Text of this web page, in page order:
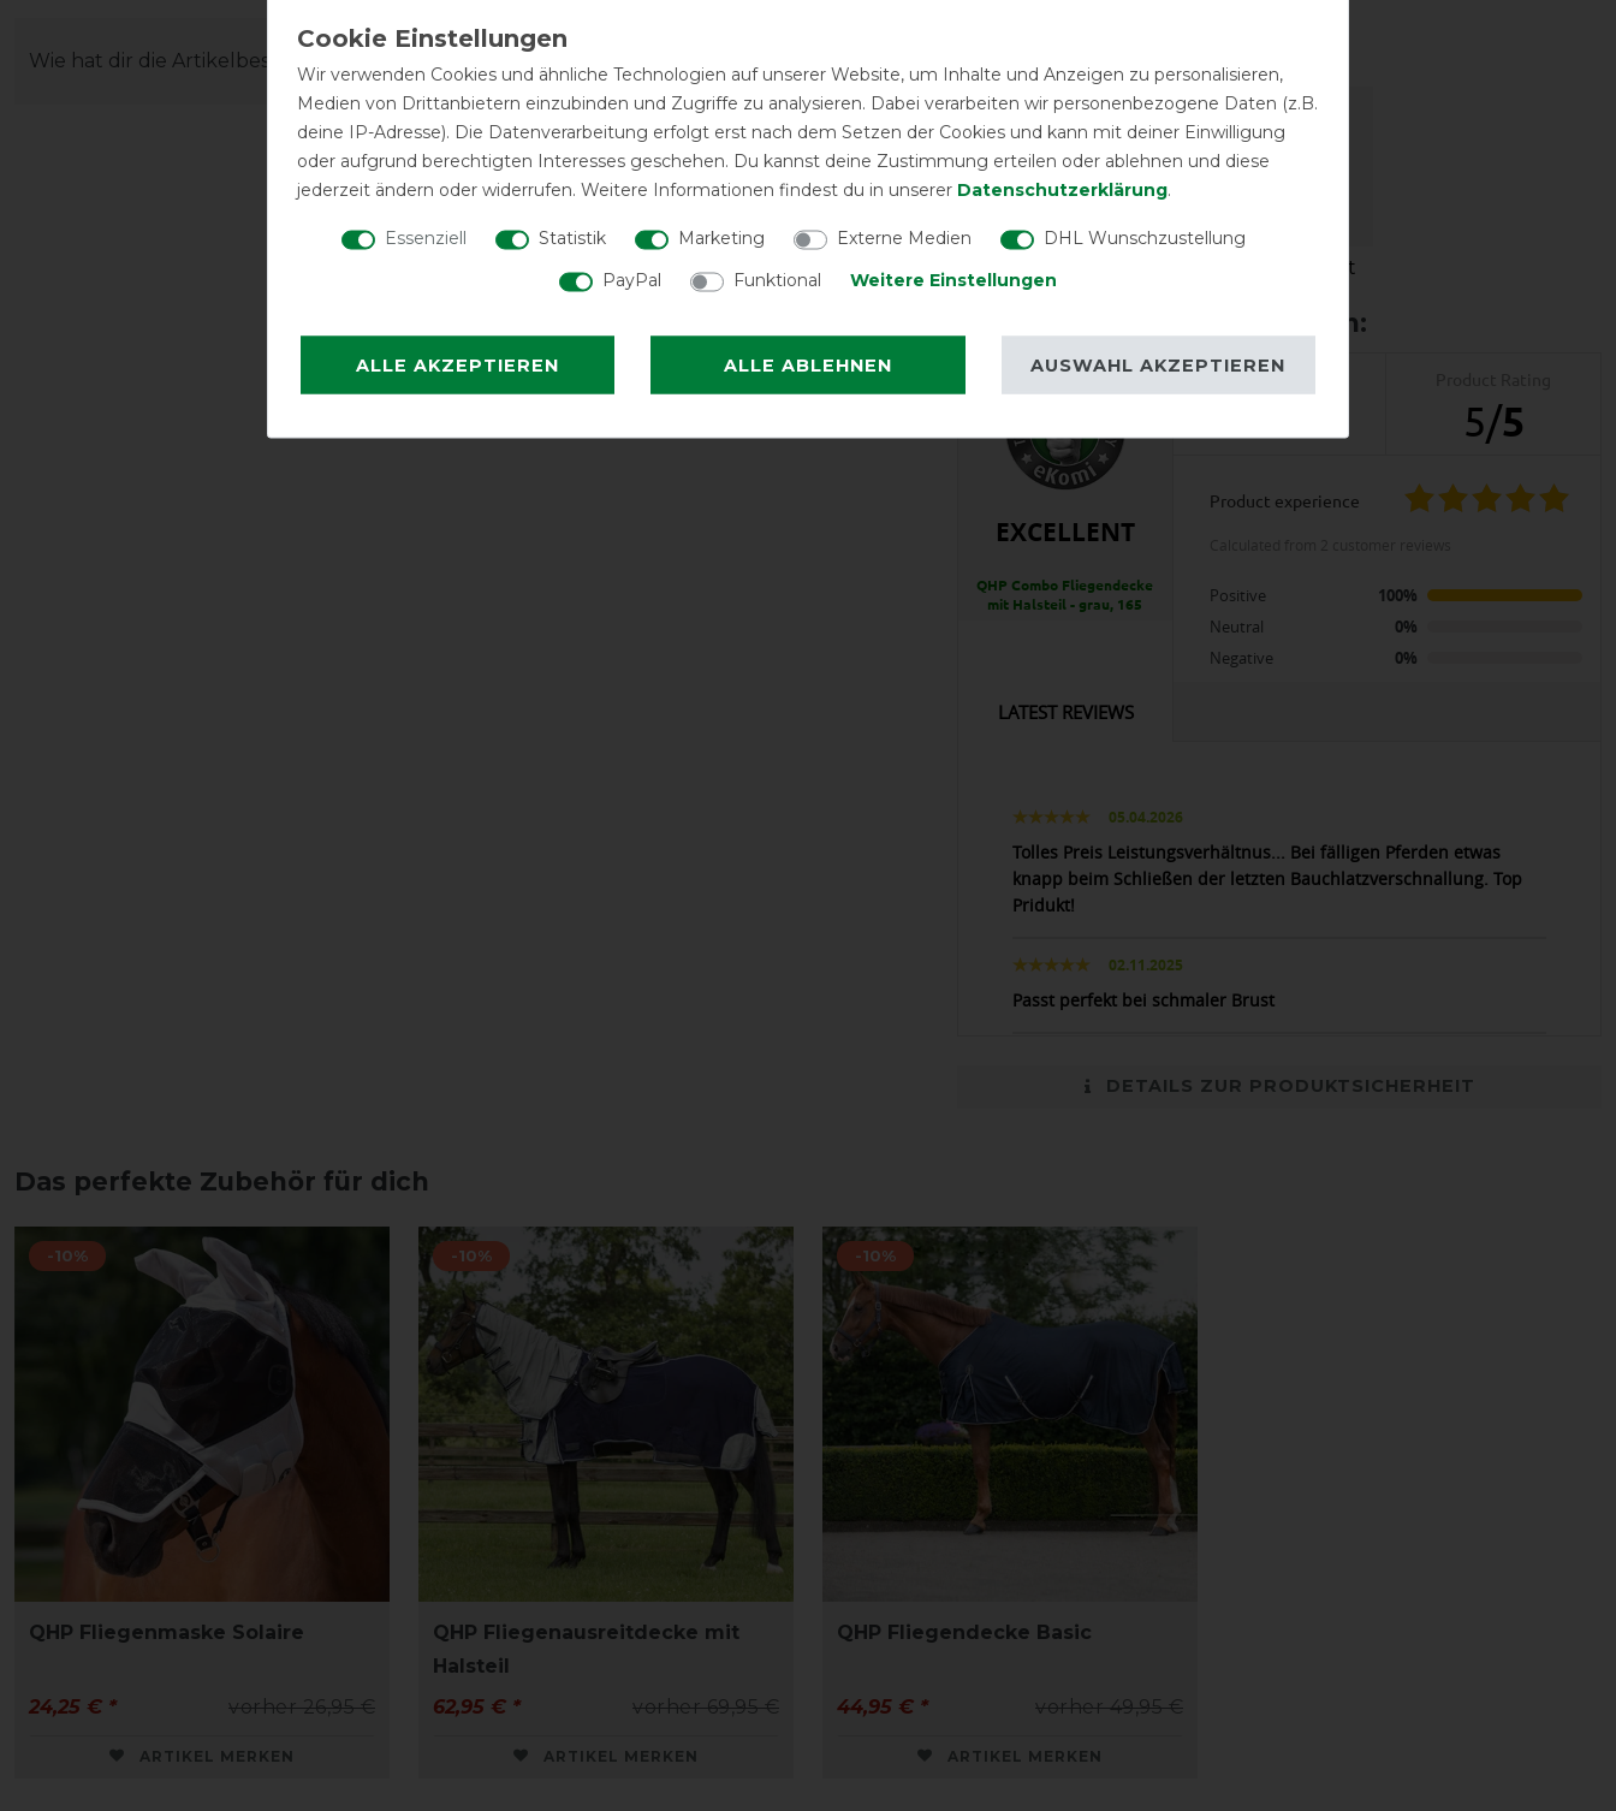
Wie hat dir die Artikelbeschreibung gefallen?
Wasserdichtigkeit
EXCELLENT
QHP Combo Fliegendecke
mit Halsteil - grau, 165
5/5
product experience
Positive
100%
Neutral
0%
Negative
0%
LATEST REVIEWS
05.04.2026
Tolles Preis Leistungsverhältnus... Bei fälligen Pferden etwas
knapp beim Schließen der letzten Bauchlatzverschnallung. Top
Pridukt!
02.11.2025
Passt perfekt bei schmaler Brust
DETAILS ZUR PRODUKTSICHERHEIT
Das perfekte Zubehör für dich
-10%
QHP Fliegenmaske Solaire
vorher 26,95 €
24,25 € *
ARTIKEL MERKEN
-10%
QHP Fliegenausreitdecke mit
Halsteil
vorher 69,95 €
62,95 € *
ARTIKEL MERKEN
-10%
QHP Fliegendecke Basic
vorher 49,95 €
44,95 € *
ARTIKEL MERKEN
Wir verwenden Cookies und ähnliche Technologien auf unserer Website, um Inhalte und Anzeigen zu personalisieren,
Medien von Drittanbietern einzubinden und Zugriffe zu analysieren. Dabei verarbeiten wir personenbezogene Daten (z.B.
deine IP-Adresse). Die Datenverarbeitung erfolgt erst nach dem Setzen der Cookies und kann mit deiner Einwilligung
oder aufgrund berechtigten Interesses geschehen. Du kannst deine Zustimmung erteilen oder ablehnen und diese
jederzeit ändern oder widerrufen. Weitere Informationen findest du in unserer Daten­schutz­erklärung.
Essenziell Statistik Marketing Externe Medien
DHL Wunschzustellung
PayPal
Funktional Weitere Einstellungen
ALLE AKZEPTIEREN ALLE ABLEHNEN AUSWAHL AKZEPTIEREN